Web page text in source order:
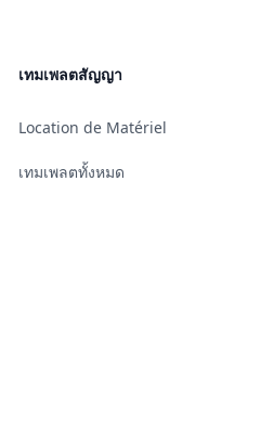
เทมเพลตสัญญา
Location de Matériel
เทมเพลตทั้งหมด